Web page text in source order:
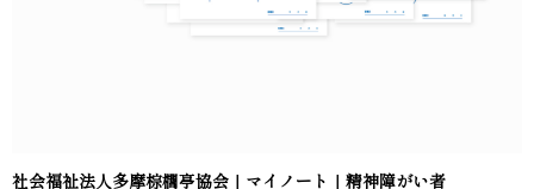
社会福祉法人多摩棕櫚亭協会｜マイノート｜精神障がい者